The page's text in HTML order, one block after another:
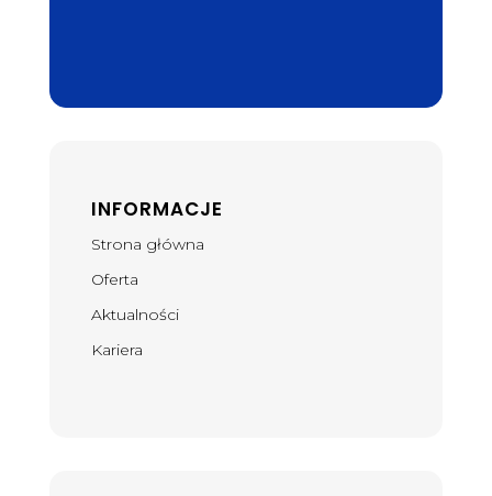
INFORMACJE
Strona główna
Oferta
Aktualności
Kariera